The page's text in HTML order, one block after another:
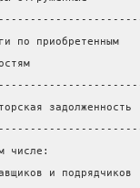
по
числе:
и